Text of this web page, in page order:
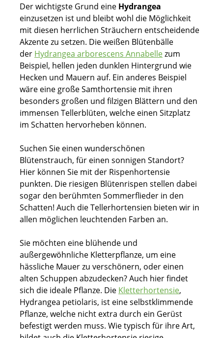
Der wichtigste Grund eine Hydrangea
einzusetzen ist und bleibt wohl die Möglichkeit
mit diesen herrlichen Sträuchern entscheidende
Akzente zu setzen. Die weißen Blütenbälle
der Hydrangea arborescens Annabellezum
Beispiel, hellen jeden dunklen Hintergrund wie
Hecken und Mauern auf. Ein anderes Beispiel
wäre eine große Samthortensie mit ihren
besonders großen und filzigen Blättern und den
immensen Tellerblüten, welche einen Sitzplatz
im Schatten hervorheben können.
Suchen Sie einen wunderschönen
Blütenstrauch, für einen sonnigen Standort?
Hier können Sie mit der Rispenhortensie
punkten. Die riesigen Blütenrispen stellen dabei
sogar den berühmten Sommerflieder in den
Schatten! Auch die Tellerhortensien bieten wir in
allen möglichen leuchtenden Farben an.
Sie möchten eine blühende und
außergewöhnliche Kletterpflanze, um eine
hässliche Mauer zu verschönern, oder einen
alten Schuppen abzudecken? Auch hier findet
sich die ideale Pflanze. Die Kletterhortensie,
Hydrangea petiolaris, ist eine selbstklimmende
Pflanze, welche nicht extra durch ein Gerüst
befestigt werden muss. Wie typisch für ihre Art,